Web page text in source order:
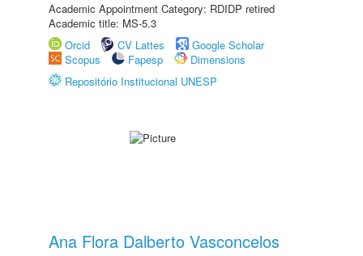
Academic Appointment Category: RDIDP retired
Academic title: MS-5.3
Orcid
CV Lattes
Google Scholar
Scopus
Fapesp
Dimensions
Repositório Institucional UNESP
Ana Flora Dalberto Vasconcelos